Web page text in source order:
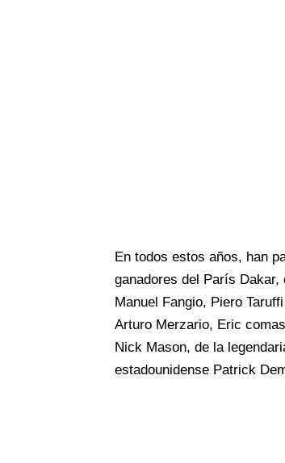
En todos estos años, han
ganadores del París
Manuel Fangio, Piero
Arturo Merzario, Eric
Nick Mason, de la
estadounidense Patrick